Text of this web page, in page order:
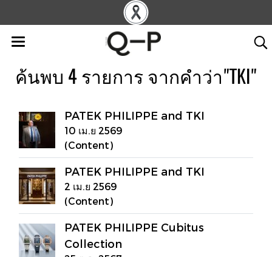
ค้นพบ 4 รายการ จากคำว่า"TKI"
PATEK PHILIPPE and TKI
10 เม.ย 2569
(Content)
PATEK PHILIPPE and TKI
2 เม.ย 2569
(Content)
PATEK PHILIPPE Cubitus
Collection